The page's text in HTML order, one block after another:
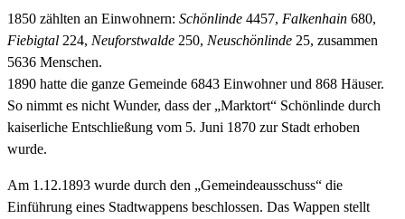
1850 zählten an Einwohnern: Schönlinde 4457, Falkenhain 680,
Fiebigtal 224, Neuforstwalde 250, Neuschönlinde 25, zusammen
5636 Menschen.
1890 hatte die ganze Gemeinde 6843 Einwohner und 868 Häuser.
So nimmt es nicht Wunder, dass der „Marktort“ Schönlinde durch
kaiserliche Entschließung vom 5. Juni 1870 zur Stadt erhoben
wurde.
Am 1.12.1893 wurde durch den „Gemeindeausschuss“ die
Einführung eines Stadtwappens beschlossen. Das Wappen stellt